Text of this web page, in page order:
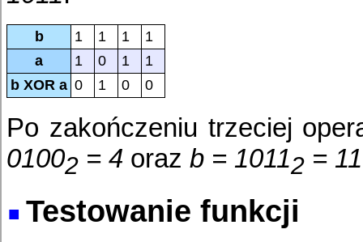
b 1 1 1
1
a
1 0 1
1
b XOR a 0 1 0 0
Po zakończeniu trzeciej
01002 = 4 oraz b = 10112 = 11
Testowanie funkcji